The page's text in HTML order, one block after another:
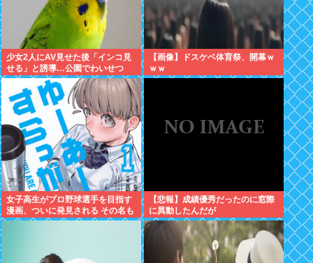
少女2人にAV見せた後「インコ見
せる」と誘導…公園でわいせつ
75歳男逮捕
【画像】ドスケベ体育祭、開幕ｗ
ｗｗ
女子高生がプロ野球選手を目指す
漫画、ついに発見される その名も
「ゆーあーすらっがー」
【悲報】成績優秀だったのに窓際
に異動したんだが